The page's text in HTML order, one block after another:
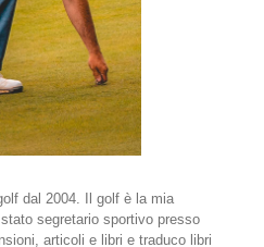
dal 2004. Il golf è la mia
segretario sportivo presso
articoli e libri e traduco libri